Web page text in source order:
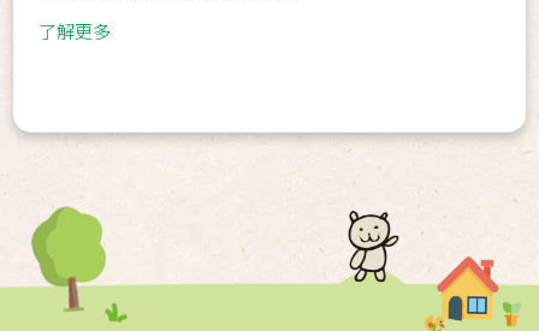
了解更多